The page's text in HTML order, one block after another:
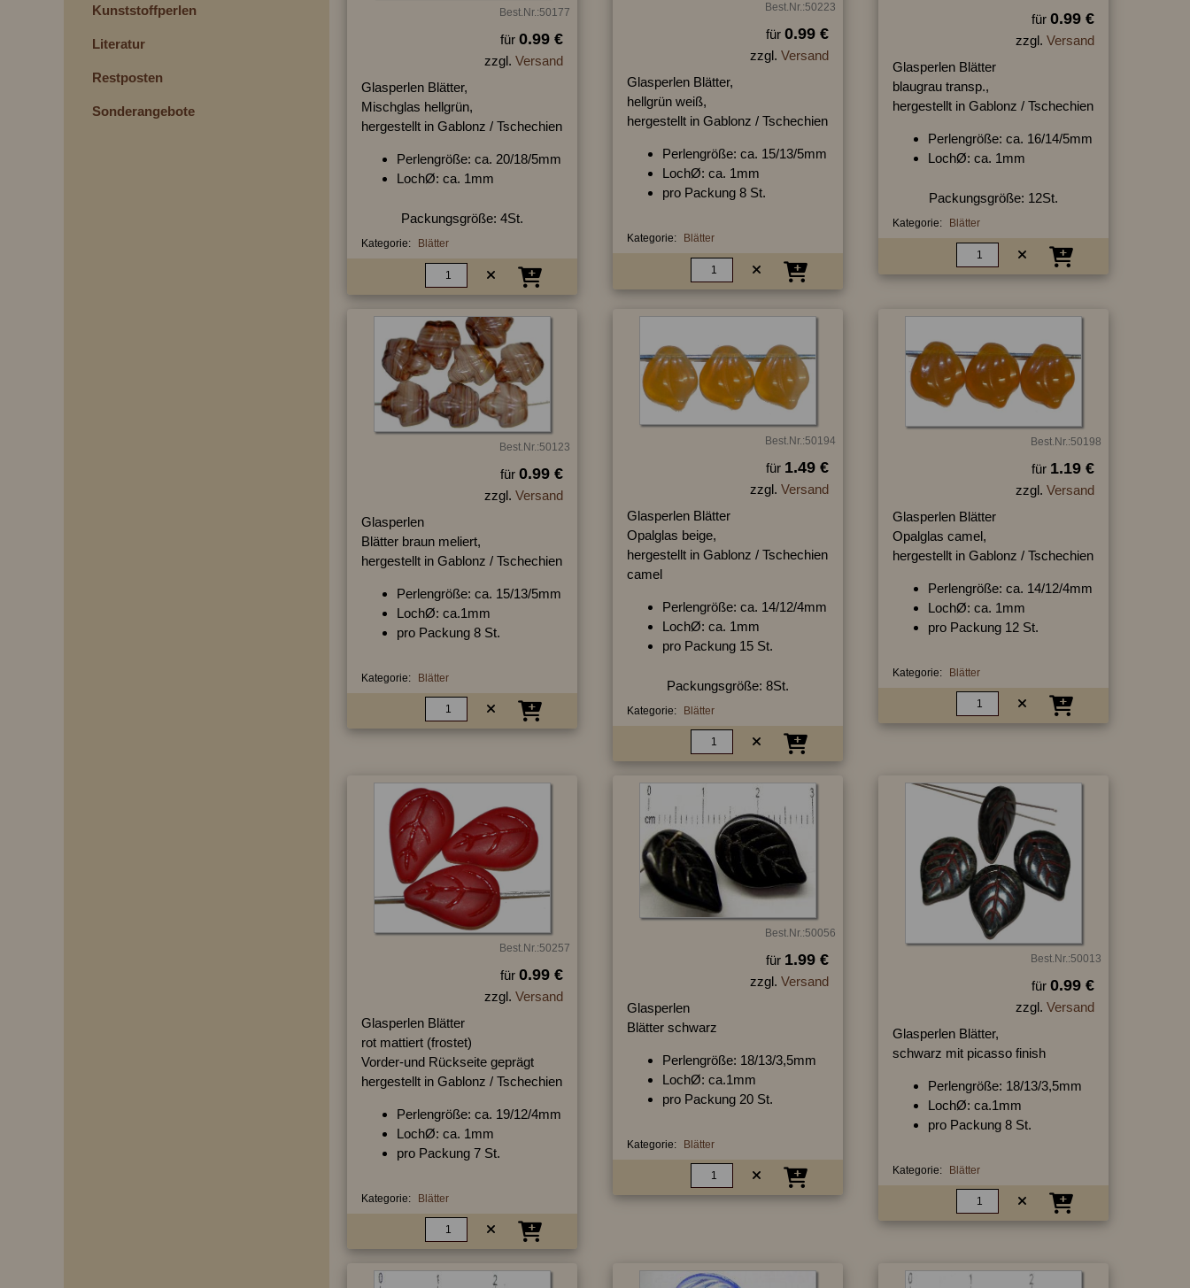
Kunststoffperlen
Literatur
Restposten
Sonderangebote
Best.Nr.:50177
für 0.99 €
zzgl. Versand
Glasperlen Blätter,
Mischglas hellgrün,
hergestellt in Gablonz / Tschechien
Perlengröße: ca. 20/18/5mm
LochØ: ca. 1mm
Packungsgröße: 4St.
Kategorie: Blätter
Best.Nr.:50223
für 0.99 €
zzgl. Versand
Glasperlen Blätter,
hellgrün weiß,
hergestellt in Gablonz / Tschechien
Perlengröße: ca. 15/13/5mm
LochØ: ca. 1mm
pro Packung 8 St.
Kategorie: Blätter
für 0.99 €
zzgl. Versand
Glasperlen Blätter
blaugrau transp.,
hergestellt in Gablonz / Tschechien
Perlengröße: ca. 16/14/5mm
LochØ: ca. 1mm
Packungsgröße: 12St.
Kategorie: Blätter
Best.Nr.:50123
für 0.99 €
zzgl. Versand
Glasperlen
Blätter braun meliert,
hergestellt in Gablonz / Tschechien
Perlengröße: ca. 15/13/5mm
LochØ: ca.1mm
pro Packung 8 St.
Kategorie: Blätter
Best.Nr.:50194
für 1.49 €
zzgl. Versand
Glasperlen Blätter
Opalglas beige,
hergestellt in Gablonz / Tschechien
camel
Perlengröße: ca. 14/12/4mm
LochØ: ca. 1mm
pro Packung 15 St.
Packungsgröße: 8St.
Kategorie: Blätter
Best.Nr.:50198
für 1.19 €
zzgl. Versand
Glasperlen Blätter
Opalglas camel,
hergestellt in Gablonz / Tschechien
Perlengröße: ca. 14/12/4mm
LochØ: ca. 1mm
pro Packung 12 St.
Kategorie: Blätter
Best.Nr.:50257
für 0.99 €
zzgl. Versand
Glasperlen Blätter
rot mattiert (frostet)
Vorder-und Rückseite geprägt
hergestellt in Gablonz / Tschechien
Perlengröße: ca. 19/12/4mm
LochØ: ca. 1mm
pro Packung 7 St.
Kategorie: Blätter
Best.Nr.:50056
für 1.99 €
zzgl. Versand
Glasperlen
Blätter schwarz
Perlengröße: 18/13/3,5mm
LochØ: ca.1mm
pro Packung 20 St.
Kategorie: Blätter
Best.Nr.:50013
für 0.99 €
zzgl. Versand
Glasperlen Blätter,
schwarz mit picasso finish
Perlengröße: 18/13/3,5mm
LochØ: ca.1mm
pro Packung 8 St.
Kategorie: Blätter